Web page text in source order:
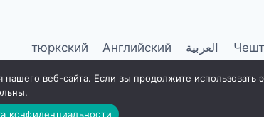
тюркский Английский العربية
испанский
французский
веб-сайта. Если вы продолжите использовать
конфиденциальности